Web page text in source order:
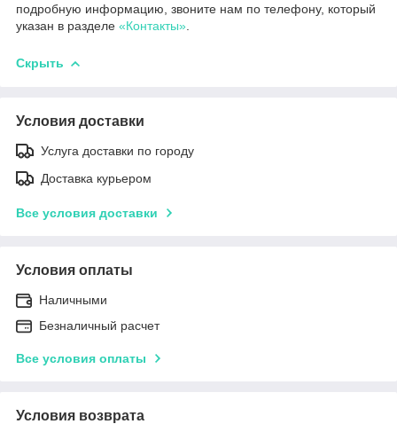
подробную информацию, звоните нам по телефону, который
указан в разделе «Контакты»
Скрыть
Условия доставки
Услуга доставки по городу
Доставка курьером
Все условия доставки
Условия оплаты
Наличными
Безналичный расчет
Все условия оплаты
Условия возврата